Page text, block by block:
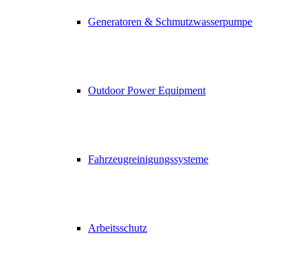
Generatoren & Schmutzwasserpumpe
Outdoor Power Equipment
Fahrzeugreinigungssysteme
Arbeitsschutz